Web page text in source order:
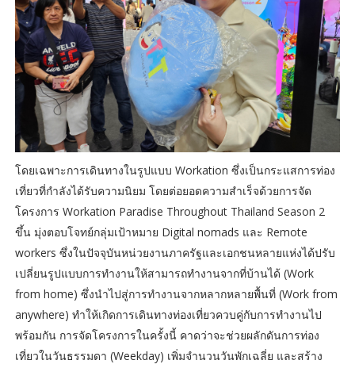
โดยเฉพาะการเดินทางในรูปแบบ Workation ซึ่งเป็นกระแสการท่อง
เที่ยวที่กำลังได้รับความนิยม โดยต่อยอดความสำเร็จด้วยการจัด
โครงการ Workation Paradise Throughout Thailand Season 2
ขึ้น มุ่งตอบโจทย์กลุ่มเป้าหมาย Digital nomads และ Remote
workers ซึ่งในปัจจุบันหน่วยงานภาครัฐและเอกชนหลายแห่งได้ปรับ
เปลี่ยนรูปแบบการทำงานให้สามารถทำงานจากที่บ้านได้ (Work
from home) ซึ่งนำไปสู่การทำงานจากหลากหลายพื้นที่ (Work from
anywhere) ทำให้เกิดการเดินทางท่องเที่ยวควบคู่กับการทำงานไป
พร้อมกัน การจัดโครงการในครั้งนี้ คาดว่าจะช่วยผลักดันการท่อง
เที่ยวในวันธรรมดา (Weekday) เพิ่มจำนวนวันพักเฉลี่ย และสร้าง